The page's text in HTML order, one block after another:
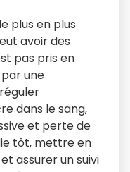
plus en plus
avoir des
pas pris en
une
dans le sang,
et perte de
tôt, mettre en
assurer un suivi